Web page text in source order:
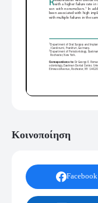
Κοινοποίηση
Facebook